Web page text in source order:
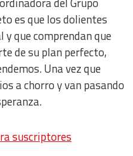
es que los dolientes
y que comprendan que
de su plan perfecto,
Una vez que
a chorro y van pasando
suscriptores
actively requested